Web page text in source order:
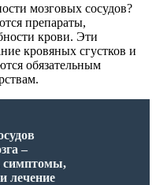
мозговых сосудов?
препараты,
крови. Эти
кровяных сгустков и
обязательным
–
симптомы,
лечение